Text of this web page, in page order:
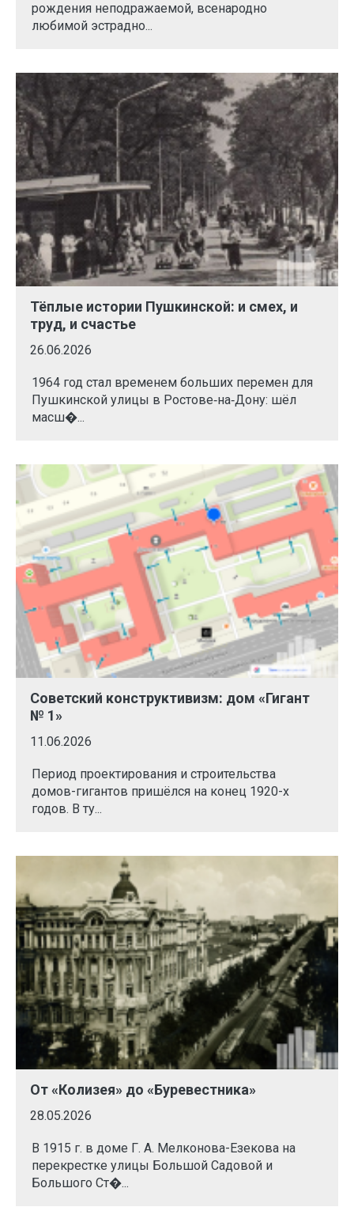
рождения неподражаемой, всенародно
любимой эстрадно...
Тёплые истории Пушкинской: и смех, и
труд, и счастье
26.06.2026
1964 год стал временем больших перемен для
Пушкинской улицы в Ростове‑на‑Дону: шёл
масш�...
Советский конструктивизм: дом «Гигант
№ 1»
11.06.2026
Период проектирования и строительства
домов-гигантов пришёлся на конец 1920-х
годов. В ту...
От «Колизея» до «Буревестника»
28.05.2026
В 1915 г. в доме Г. А. Мелконова-Езекова на
перекрестке улицы Большой Садовой и
Большого Ст�...